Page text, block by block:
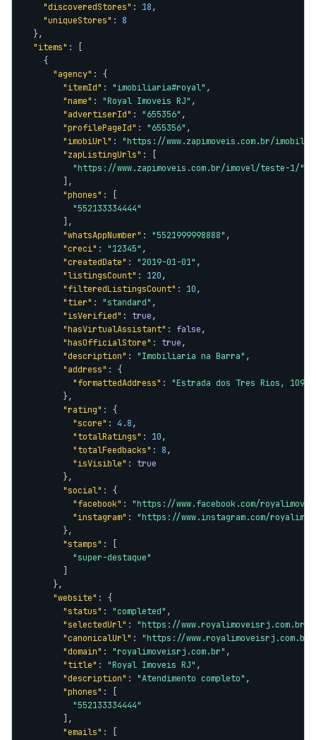
"discoveredStores" : 18,
"uniqueStores" : 8
  },
"items" : [
    {
"agency" : {
"itemId" : "imobiliaria#royal" ,
"name" : "Royal Imoveis RJ" ,
"advertiserId" : "655356" ,
"profilePageId" : "655356" ,
"imobiUrl" : "https://www.zapimoveis.com.br/
"zapListingUrls" : [
"https://www.zapimoveis.com.br/imovel/teste-1/"
        ],
"phones" : [
"552133334444"
        ],
"whatsAppNumber" : "5521999998888" ,
"creci" : "12345" ,
"createdDate" : "2019-01-01" ,
"listingsCount" : 120,
"filteredListingsCount" : 10,
"tier" : "standard" ,
"isVerified" : true,
"hasVirtualAssistant" : false,
"hasOfficialStore" : true,
"description" : "Imobiliaria na Barra" ,
"address" : {
"formattedAddress" : "Estrada dos Tres Rios,
        },
"rating" : {
"score" : 4.8,
"totalRatings" : 10,
"totalFeedbacks" : 8,
"isVisible" : true
        },
"social" : {
"facebook" : "https://www.facebook.com/
"instagram" : "https://www.instagram.com/
        },
"stamps" : [
"super-destaque"
      },
"website" : {
"status" : "completed" ,
"selectedUrl" : "https://www.royalimoveisrj.com.br/"
"canonicalUrl" : "https://
"domain" : "royalimoveisrj.com.br" ,
"title" : "Royal Imoveis RJ" ,
"description" : "Atendimento completo" ,
"phones" : [
"552133334444"
        ],
"emails" : [